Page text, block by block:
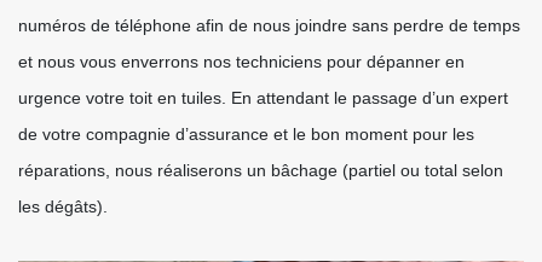
numéros de téléphone afin de nous joindre sans perdre de temps
et nous vous enverrons nos techniciens pour dépanner en
urgence votre toit en tuiles. En attendant le passage d’un expert
de votre compagnie d’assurance et le bon moment pour les
réparations, nous réaliserons un bâchage (partiel ou total selon
les dégâts).